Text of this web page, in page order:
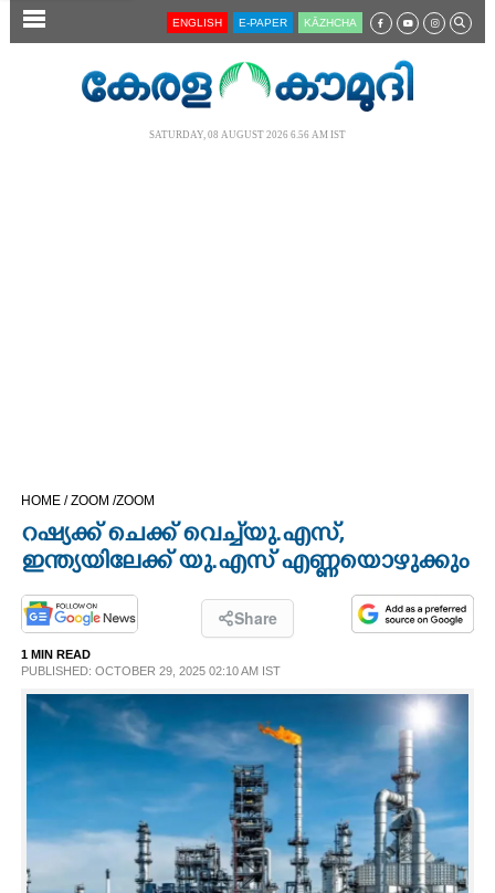
SECTIONS
OPINION
LIFESTYLE
SPIRITUAL
INFO+
ENGLISH E-PAPER KĀZHCHA
SATURDAY, 08 AUGUST 2026 6.56 AM IST
HOME /ZOOM /ZOOM
റഷ്യക്ക് ചെക്ക് വെച്ച് യു.എസ്,
ഇന്ത്യയിലേക്ക് യു.എസ് എണ്ണയൊഴുക്കും
Share
1 MIN READ
PUBLISHED: OCTOBER 29, 2025 02:10 AM IST